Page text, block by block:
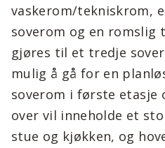
vaskerom/tekniskrom,
soverom og en romslig
gjøres til et tredje
mulig å gå for en
soverom i første etasje
over vil inneholde et
stue og kjøkken, og